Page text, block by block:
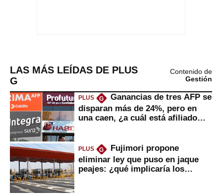
LAS MÁS LEÍDAS DE PLUS
G
Contenido de
Gestión
PLUS G
Ganancias de tres AFP se
disparan más de 24%, pero en
una caen, ¿a cuál está afiliado
PLUS G
Fujimori propone
eliminar ley que puso en jaque
peajes: ¿qué implicaría los